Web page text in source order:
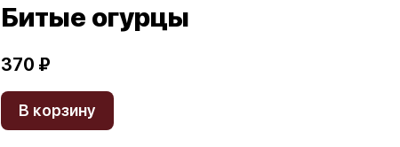
Битые огурцы
370 ₽
В корзину